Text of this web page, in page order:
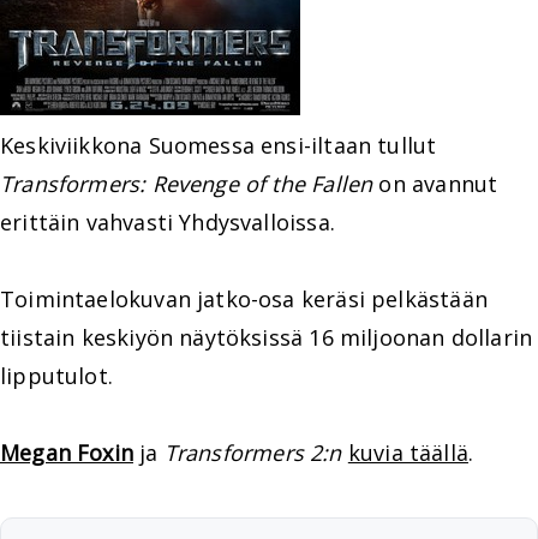
Keskiviikkona Suomessa ensi-iltaan tullut
Transformers: Revenge of the Fallenon avannut
erittäin vahvasti Yhdysvalloissa.
Toimintaelokuvan jatko-osa keräsi pelkästään
tiistain keskiyön näytöksissä 16 miljoonan dollarin
lipputulot.
Megan Foxinja Transformers 2:n kuvia täällä.